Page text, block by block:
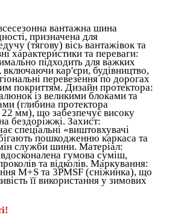
вантажна шина
призначена для
(тягову) вісь вантажівок та
характеристики та переваги:
підходить для важких
включаючи кар'єри, будівництво,
перевезення по дорогах
покриттям. Дизайн протектора:
із великими блоками та
(глибина протектора
22 мм), що забезпечує високу
бездоріжжі. Захист:
спеціальні «виштовхувачі
пошкодженню каркаса та
служби шини. Матеріал:
гумова суміш,
та відколів. Маркування:
M+S та 3PMSF (сніжинка), що
її використання у зимових